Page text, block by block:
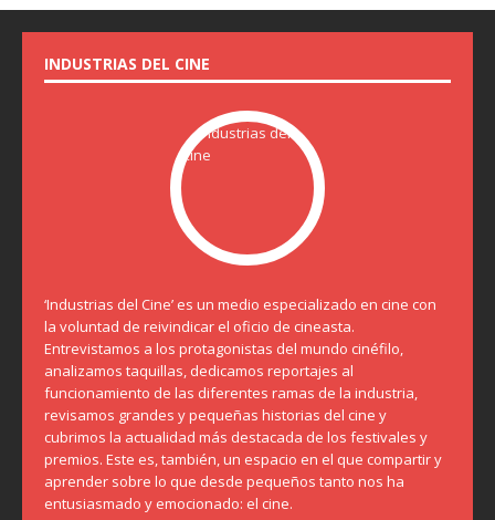
INDUSTRIAS DEL CINE
‘Industrias del Cine’ es un medio especializado en cine con
la voluntad de reivindicar el oficio de cineasta.
Entrevistamos a los protagonistas del mundo cinéfilo,
analizamos taquillas, dedicamos reportajes al
funcionamiento de las diferentes ramas de la industria,
revisamos grandes y pequeñas historias del cine y
cubrimos la actualidad más destacada de los festivales y
premios. Este es, también, un espacio en el que compartir y
aprender sobre lo que desde pequeños tanto nos ha
entusiasmado y emocionado: el cine.